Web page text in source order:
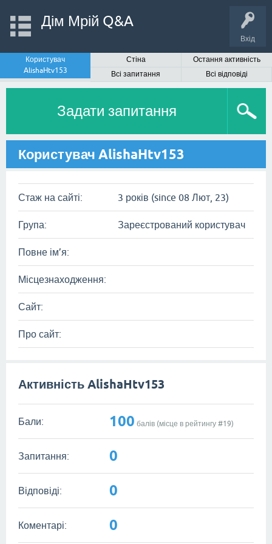
Вхід
Дім Мрій Q&A
Користувач
AlishaHtv153
Стіна
Остання активність
Всі запитання
Всі відповіді
Задати запитання
Користувач AlishaHtv153
Стаж на сайті: 3 років (since 08 Лют, 23)
Група: Зареєстрований користувач
Повне ім’я:
Місцезнаходження:
Сайт:
Про сайт:
Активність AlishaHtv153
Бали: 100 балів (місце в рейтингу #19)
Запитання: 0
Відповіді: 0
Коментарі: 0